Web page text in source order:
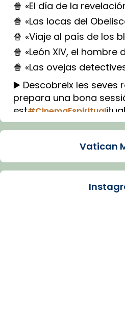
🍿 «El día de la
🍿 «Las locas del
🍿 «Viaje al país de los
🍿 «León XIV, el hombre
🍿 «Las ovejas
▶️ Descobreix les seves
prepara una bona
est#CinemaEspiritual
Imatge: Generada amb
Arquebisbat de
Vatican